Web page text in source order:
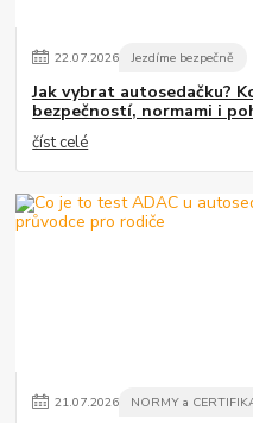
22.07.2026 Jezdíme bezpečně
Jak vybrat autosedačku?
bezpečností, normami i
číst celé
21.07.2026 NORMY a